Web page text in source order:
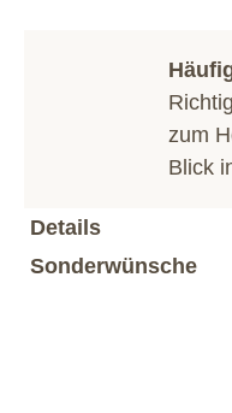
zum
Blick
Details
Sonderwünsche